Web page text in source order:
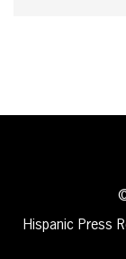
Hispanic Press